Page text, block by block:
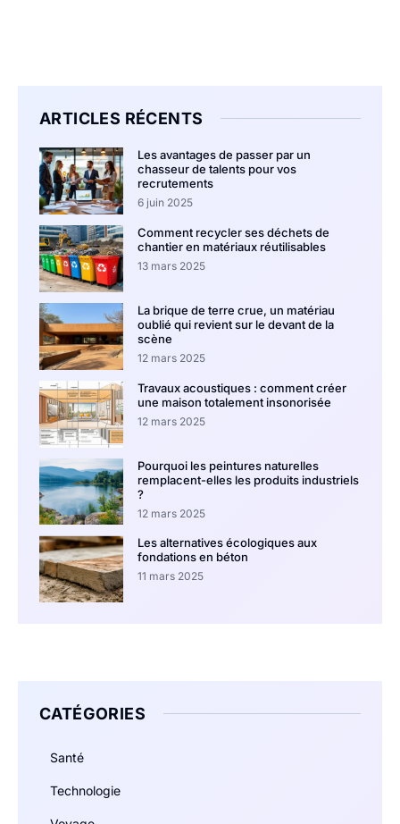
ARTICLES RÉCENTS
Les avantages de passer par un
chasseur de talents pour vos
recrutements
6 juin 2025
Comment recycler ses déchets de
chantier en matériaux réutilisables
13 mars 2025
La brique de terre crue, un matériau
oublié qui revient sur le devant de la
scène
12 mars 2025
Travaux acoustiques : comment créer
une maison totalement insonorisée
12 mars 2025
Pourquoi les peintures naturelles
remplacent-elles les produits industriels
?
12 mars 2025
Les alternatives écologiques aux
fondations en béton
11 mars 2025
CATÉGORIES
Santé
Technologie